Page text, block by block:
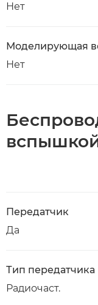
Нет
Моделирующая
Нет
Передатчик
Да
Тип передатчика
Радиочаст.